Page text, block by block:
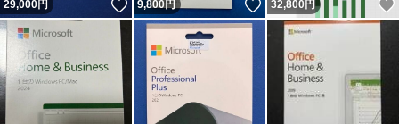
29,000円 いいね！
9,800円 いいね！
32,800 円